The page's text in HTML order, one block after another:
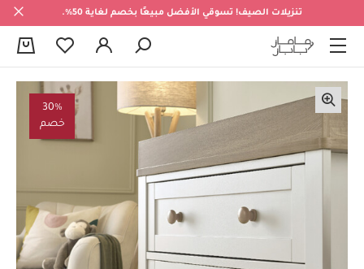
تنزيلات الصيف! تسوقي الأفضل مبيعًا بخصم لغاية 50%.
30%
خصم